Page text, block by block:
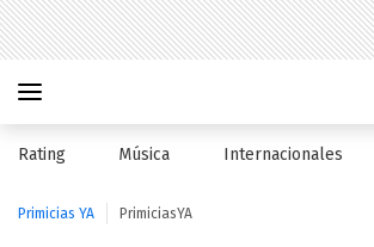
Rating Música Internacionales
Primicias YA PrimiciasYA